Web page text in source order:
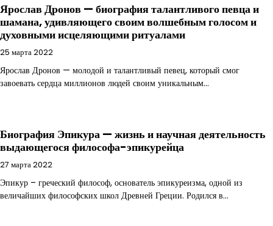
Ярослав Дронов — биография талантливого певца и
шамана, удивляющего своим волшебным голосом и
духовными исцеляющими ритуалами
25 марта 2022
Ярослав Дронов — молодой и талантливый певец, который смог
завоевать сердца миллионов людей своим уникальным…
Биография Эпикура — жизнь и научная деятельность
выдающегося философа-эпикурейца
27 марта 2022
Эпикур – греческий философ, основатель эпикуреизма, одной из
величайших философских школ Древней Греции. Родился в…